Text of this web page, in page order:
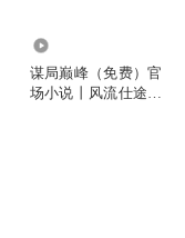
谋局巅峰（免费）官
场小说丨风流仕途丨